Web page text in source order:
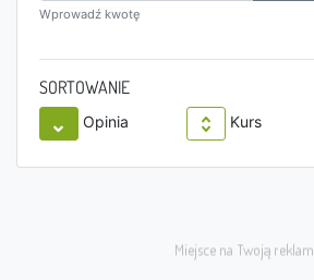
Wprowadź kwotę
SORTOWANIE
Opinia Kurs